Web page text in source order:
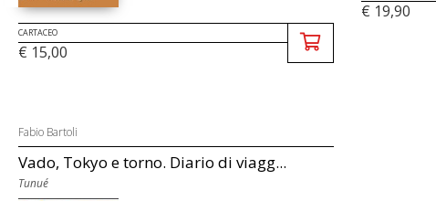
CARTACEO
€ 15,00
€ 19,90
Fabio Bartoli
Vado, Tokyo e torno. Diario di viagg...
Tunué